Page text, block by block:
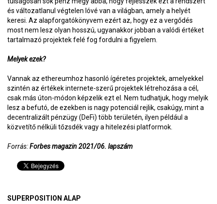
és változatlanul végtelen lóvé van a világban, amely a helyét
keresi. Az alapforgatókönyvem ezért az, hogy ez a vergődés
most nem lesz olyan hosszú, ugyanakkor jobban a valódi értéket
tartalmazó projektek felé fog fordulni a figyelem.
Melyek ezek?
Vannak az ethereumhoz hasonló ígéretes projektek, amelyekkel
szintén az értékek internete-szerű projektek létrehozása a cél,
csak más úton-módon képzelik ezt el. Nem tudhatjuk, hogy melyik
lesz a befutó, de ezekben is nagy potenciál rejlik, csakúgy, mint a
decentralizált pénzügy (DeFi) több területén, ilyen például a
közvetítő nélküli tőzsdék vagy a hitelezési platformok.
Forrás:Forbes magazin 2021/06. lapszám
SUPERPOSITION ALAP